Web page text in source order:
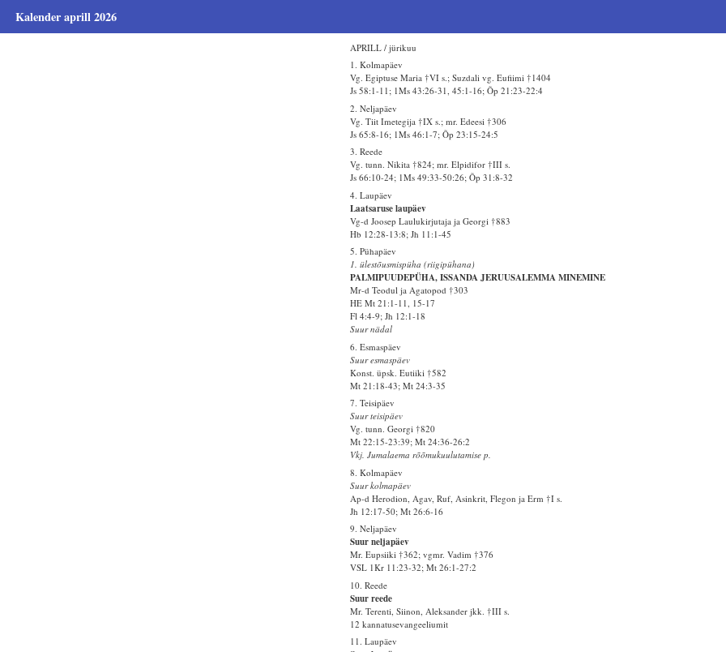
Kalender aprill 2026
APRILL / jürikuu
1. Kolmapäev
Vg. Egiptuse Maria †VI s.; Suzdali vg. Eufiimi †1404
Js 58:1-11; 1Ms 43:26-31, 45:1-16; Õp 21:23-22:4
2. Neljapäev
Vg. Tiit Imetegija †IX s.; mr. Edeesi †306
Js 65:8-16; 1Ms 46:1-7; Õp 23:15-24:5
3. Reede
Vg. tunn. Nikita †824; mr. Elpidifor †III s.
Js 66:10-24; 1Ms 49:33-50:26; Õp 31:8-32
4. Laupäev
Laatsaruse laupäev
Vg-d Joosep Laulukirjutaja ja Georgi †883
Hb 12:28-13:8; Jh 11:1-45
5. Pühapäev
1. ülestõusmispüha (riigipühana)
PALMIPUUDEPÜHA, ISSANDA JERUUSALEMMA MINEMINE
Mr-d Teodul ja Agatopod †303
HE Mt 21:1-11, 15-17
Fl 4:4-9; Jh 12:1-18
Suur nädal
6. Esmaspäev
Suur esmaspäev
Konst. üpsk. Eutiiki †582
Mt 21:18-43; Mt 24:3-35
7. Teisipäev
Suur teisipäev
Vg. tunn. Georgi †820
Mt 22:15-23:39; Mt 24:36-26:2
Vkj. Jumalaema rõõmukuulutamise p.
8. Kolmapäev
Suur kolmapäev
Ap-d Herodion, Agav, Ruf, Asinkrit, Flegon ja Erm †I s.
Jh 12:17-50; Mt 26:6-16
9. Neljapäev
Suur neljapäev
Mr. Eupsiiki †362; vgmr. Vadim †376
VSL 1Kr 11:23-32; Mt 26:1-27:2
10. Reede
Suur reede
Mr. Terenti, Siinon, Aleksander jkk. †III s.
12 kannatusevangeeliumit
11. Laupäev